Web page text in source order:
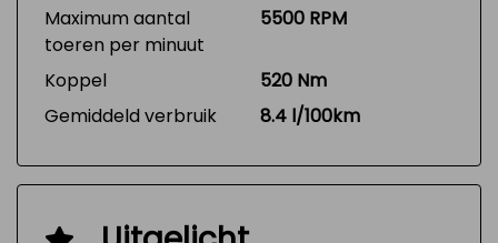
Maximum aantal
toeren per minuut
5500 RPM
Koppel
520 Nm
Gemiddeld verbruik
8.4 l/100km